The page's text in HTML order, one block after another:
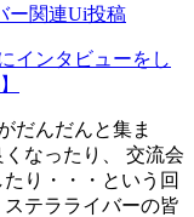
ー関連Ui投稿
インタビューをし
だんだんと集ま
なったり、 交流会
り・・・という回
テラライバーの皆